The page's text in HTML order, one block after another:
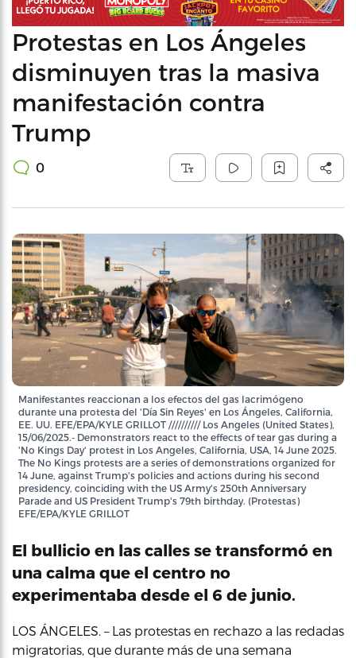
Protestas en Los Ángeles
disminuyen tras la masiva
manifestación contra
Trump
0
Manifestantes reaccionan a los efectos del gas lacrimógeno
durante una protesta del 'Día Sin Reyes' en Los Ángeles, California,
EE. UU. EFE/EPA/KYLE GRILLOT ////////// Los Angeles (United States),
15/06/2025.- Demonstrators react to the effects of tear gas during a
'No Kings Day' protest in Los Angeles, California, USA, 14 June 2025.
The No Kings protests are a series of demonstrations organized for
14 June, against Trump's policies and actions during his second
presidency, coinciding with the US Army's 250th Anniversary
Parade and US President Trump's 79th birthday. (Protestas)
EFE/EPA/KYLE GRILLOT
El bullicio en las calles se transformó en
una calma que el centro no
experimentaba desde el 6 de junio.
LOS ÁNGELES. – Las protestas en rechazo a las redadas
migratorias, que durante más de una semana